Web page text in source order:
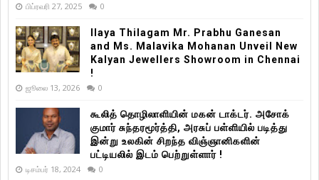
பிப்ரவரி 27, 2025 0
Ilaya Thilagam Mr. Prabhu Ganesan
and Ms. Malavika Mohanan Unveil New
Kalyan Jewellers Showroom in Chennai
!
ஜூலை 13, 2026 0
கூலித் தொழிலாளியின் மகன் டாக்டர். அசோக்
குமார் சுந்தரமூர்த்தி, அரசுப் பள்ளியில் படித்து
இன்று உலகின் சிறந்த விஞ்ஞானிகளின்
பட்டியலில் இடம் பெற்றுள்ளார் !
டிசம்பர் 18, 2024 0